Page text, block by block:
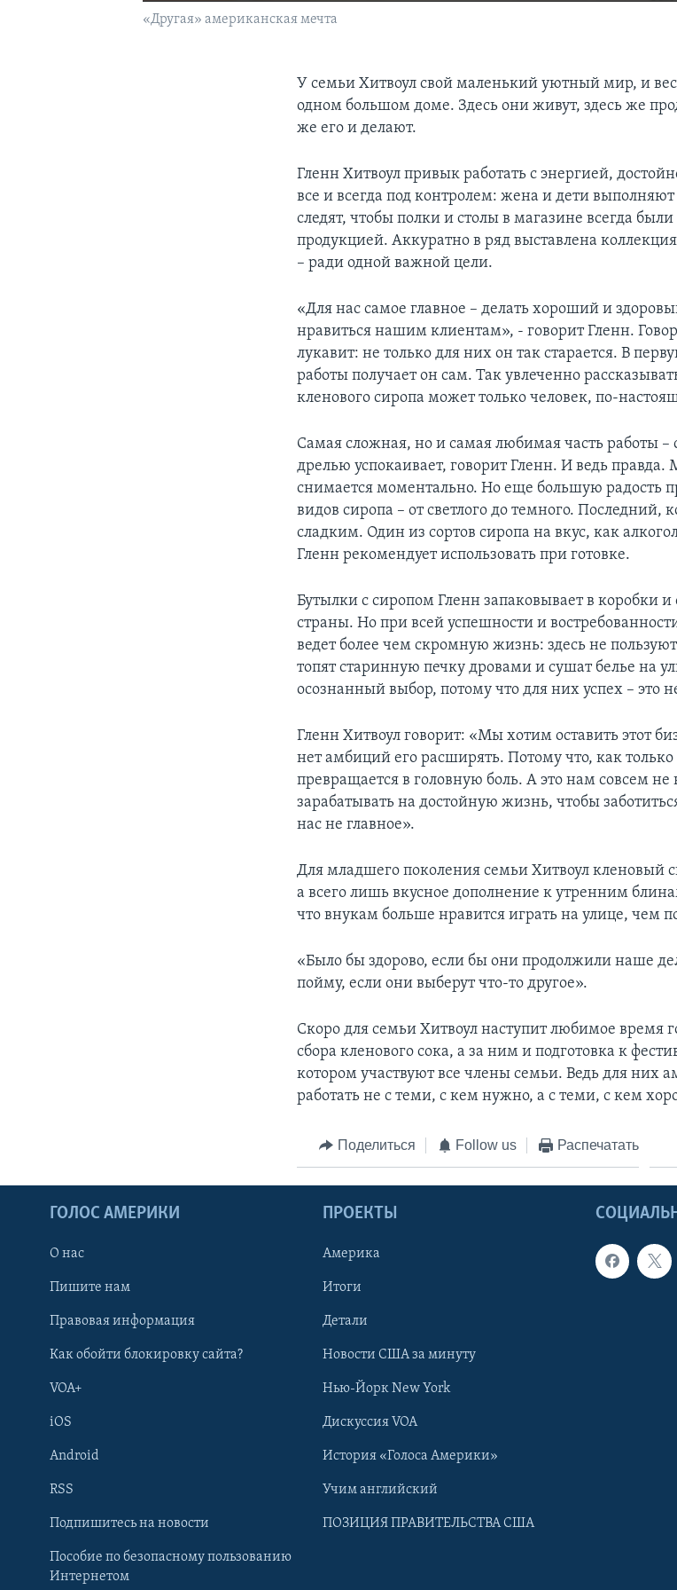
Learning English
«Другая» американская мечта
У семьи Хитвоул свой маленький уютный мир, и
одном большом доме. Здесь они живут, здесь же
же его и делают.
Гленн Хитвоул привык работать с энергией,
все и всегда под контролем: жена и дети
следят, чтобы полки и столы в магазине всегда
продукцией. Аккуратно в ряд выставлена
– ради одной важной цели.
«Для нас самое главное – делать хороший и
нравиться нашим клиентам», - говорит Гленн.
лукавит: не только для них он так старается. В
работы получает он сам. Так увлеченно
кленового сиропа может только человек, по-
Самая сложная, но и самая любимая часть работы –
дрелью успокаивает, говорит Гленн. И ведь
снимается моментально. Но еще большую радость
видов сиропа – от светлого до темного. Последний,
сладким. Один из сортов сиропа на вкус, как
Гленн рекомендует использовать при готовке.
Бутылки с сиропом Гленн запаковывает в коробки и
страны. Но при всей успешности и
ведет более чем скромную жизнь: здесь не
топят старинную печку дровами и сушат белье на
осознанный выбор, потому что для них успех – это
Гленн Хитвоул говорит: «Мы хотим оставить этот
нет амбиций его расширять. Потому что, как только
превращается в головную боль. А это нам совсем
зарабатывать на достойную жизнь, чтобы
нас не главное».
Для младшего поколения семьи Хитвоул кленовый
а всего лишь вкусное дополнение к утренним
что внукам больше нравится играть на улице, чем
«Было бы здорово, если бы они продолжили наше
пойму, если они выберут что-то другое».
Скоро для семьи Хитвоул наступит любимое время
сбора кленового сока, а за ним и подготовка к
котором участвуют все члены семьи. Ведь для них
работать не с теми, с кем нужно, а с теми, с кем
Поделиться Follow us Распечатать
ГОЛОС АМЕРИКИ
О нас
Пишите нам
Правовая информация
Как обойти блокировку сайта?
VOA+
iOS
Android
RSS
Подпишитесь на новости
Пособие по безопасному пользованию
Интернетом
ПРОЕКТЫ
Америка
Итоги
Детали
Новости США за минуту
Нью-Йорк New York
Дискуссия VOA
История «Голоса Америки»
Учим английский
ПОЗИЦИЯ ПРАВИТЕЛЬСТВА США